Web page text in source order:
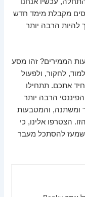
מקבלת מימד חדש
להיות הרבה יותר
הממירים? זהו מסע
לחקור, ולפעול
אתכם. תתחילו
הרבה יותר
ומשתנה, והמטבעות
הצטרפו אלינו, כי
שמעז להסתכל מעבר